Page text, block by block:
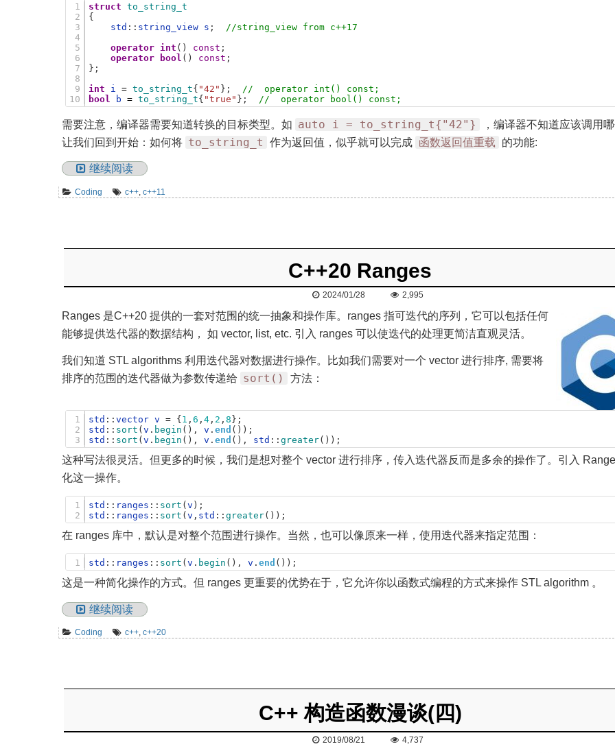
1
2
3
4
5
6
7
8
9
10
struct to_string_t
{
std : : string_view s ;
//string_view from c++17
operator
int ( ) const ;
operator
bool ( ) const ;
} ;
int
i = to_string_t{ "42" } ;
//  operator int() const;
bool
b = to_string_t{ "true" } ; //  operator bool() const;
需要注意，编译器需要知道转换的目标类型。如 auto i = to_string_t{"42"}
，编译器不知道应该调用
让我们回到开始：如何将 to_string_t 作为返回值，似乎就可以完成 函数返回值重载 的功能:
继续阅读
Coding c++, c++11
C++20 Ranges
2024/01/28 2,995
Ranges 是C++20 提供的一套对范围的统一抽象和操作库。ranges 指可迭代的序列，它可以包括任何
能够提供迭代器的数据结构， 如 vector, list, etc. 引入 ranges 可以使迭代的处理更简洁直观灵活。
我们知道 STL algorithms 利用迭代器对数据进行操作。比如我们需要对一个 vector 进行排序, 需要将
排序的范围的迭代器做为参数传递给 sort() 方法：
1
2
3
std : : vector v = { 1 , 6 , 4, 2 , 8 } ;
std : : sort ( v . begin ( ) , v . end ( ) ) ;
std : : sort ( v . begin ( ) , v . end ( ) , std : : greater( ) ) ;
这种写法很灵活。但更多的时候，我们是想对整个 vector 进行排序，传入迭代器反而是多余的操作了。引入
化这一操作。
1
2
std : : ranges : : sort ( v ) ;
std : : ranges : : sort ( v , std : : greater( ) ) ;
在 ranges 库中，默认是对整个范围进行操作。当然，也可以像原来一样，使用迭代器来指定范围：
1 std : : ranges : : sort ( v . begin ( ) , v . end ( ) ) ;
这是一种简化操作的方式。但 ranges 更重要的优势在于，它允许你以函数式编程的方式来操作 STL algorithm 。
继续阅读
Coding c++, c++20
C++ 构造函数漫谈(四)
2019/08/21 4,737